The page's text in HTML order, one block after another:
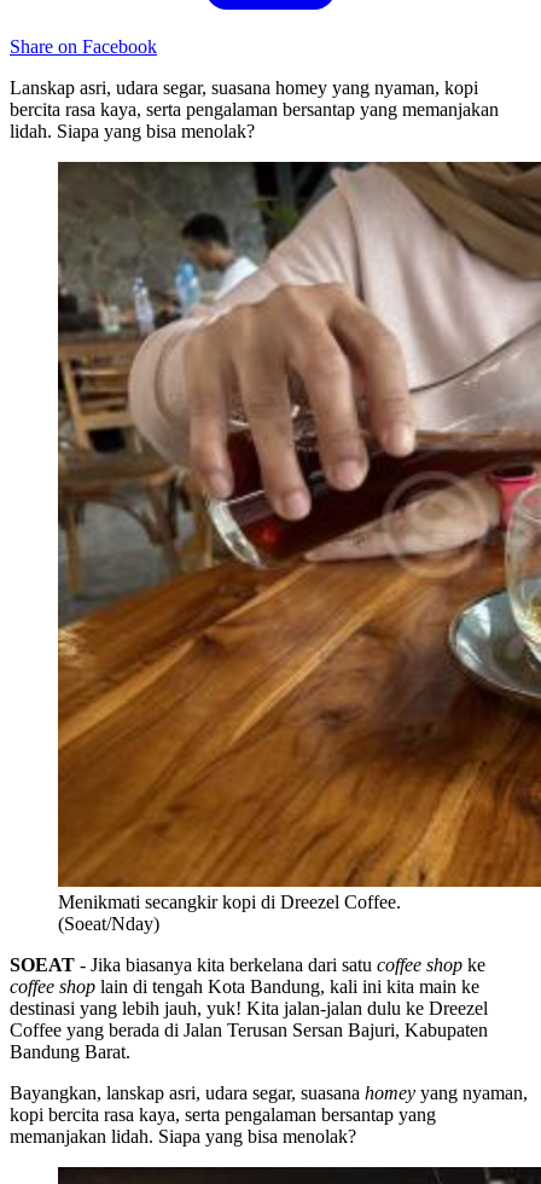
Share on Facebook
Lanskap asri, udara segar, suasana homey yang nyaman, kopi
bercita rasa kaya, serta pengalaman bersantap yang memanjakan
lidah. Siapa yang bisa menolak?
Menikmati secangkir kopi di Dreezel Coffee.
(Soeat/Nday)
SOEAT - Jika biasanya kita berkelana dari satu coffee shop ke
coffee shop lain di tengah Kota Bandung, kali ini kita main ke
destinasi yang lebih jauh, yuk! Kita jalan-jalan dulu ke Dreezel
Coffee yang berada di Jalan Terusan Sersan Bajuri, Kabupaten
Bandung Barat.
Bayangkan, lanskap asri, udara segar, suasana homey yang nyaman,
kopi bercita rasa kaya, serta pengalaman bersantap yang
memanjakan lidah. Siapa yang bisa menolak?